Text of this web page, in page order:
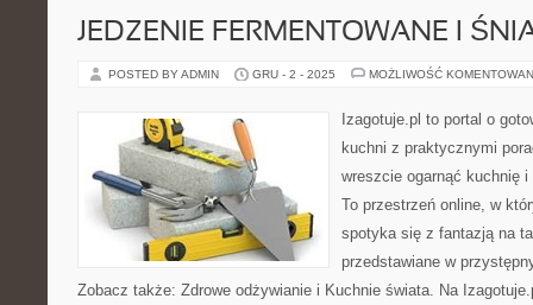
JEDZENIE FERMENTOWANE I
POSTED BY ADMIN GRU - 2 - 2025 MOŻLIWOŚĆ
Izagotuje.pl to portal o
kuchni z praktycznymi
wreszcie ogarnąć kuchnię
To przestrzeń online, w
spotyka się z fantazją na
przedstawiane w
Zobacz także: Zdrowe odżywianie i Kuchnie świata. Na